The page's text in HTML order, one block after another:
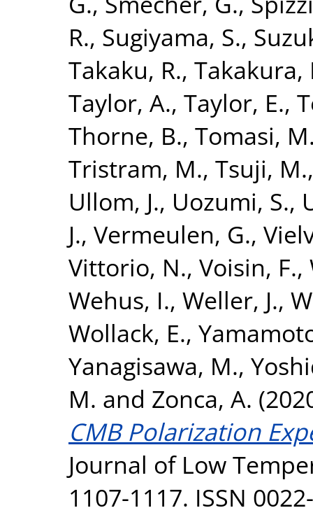
R., Sugiyama, S.,
Takaku, R., Takakura,
Taylor, A., Taylor, E.,
Thorne, B., Tomasi,
Tristram, M., Tsuji, M.
Ullom, J., Uozumi, S.,
J., Vermeulen, G.,
Vittorio, N., Voisin, F.,
Wehus, I., Weller, J.,
Wollack, E.,
Yanagisawa, M.,
M. and Zonca, A.
CMB Polarization
Journal of Low
1107-1117. ISSN